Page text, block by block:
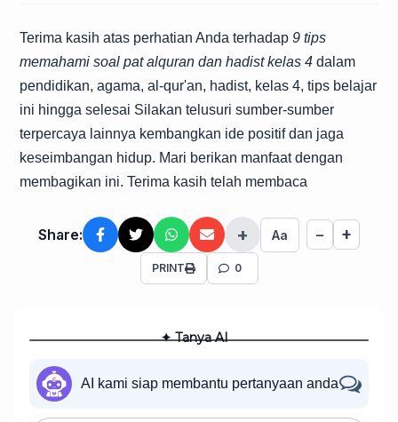
Terima kasih atas perhatian Anda terhadap 9 tips
memahami soal pat alquran dan hadist kelas 4 dalam
pendidikan, agama, al-qur'an, hadist, kelas 4, tips belajar
ini hingga selesai Silakan telusuri sumber-sumber
terpercaya lainnya kembangkan ide positif dan jaga
keseimbangan hidup. Mari berikan manfaat dengan
membagikan ini. Terima kasih telah membaca
Share: + Aa − +
PRINT 0
✦ Tanya AI
AI kami siap membantu pertanyaan anda